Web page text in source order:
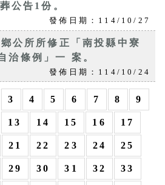
公告1份。
發佈日期：114/10/27
公所所修正「南投縣中寮
治條例」一 案。
發佈日期：114/10/24
3 4 5 6 7 8 9
13 14 15 16 17
21 22 23 24 25
29 30 31 32 33